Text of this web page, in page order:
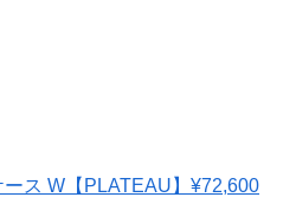
ス W【PLATEAU】¥72,600